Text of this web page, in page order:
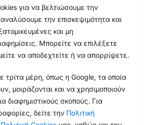
για να βελτιώσουμε την
την επισκεψιμότητα και
και μη
Μπορείτε να επιλέξετε
να αποδεχτείτε ή να απορρίψετε.
τρίτα μέρη, όπως η Google, τα οποία
μοιράζονται και να χρησιμοποιούν
διαφημιστικούς σκοπούς. Για
δείτε την Πολιτική
35€